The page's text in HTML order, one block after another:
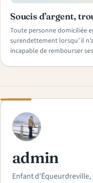
Soucis d’argent,
Toute personne domiciliée
surendettement lorsqu’ il
incapable de rembourser
A
admin
Enfant